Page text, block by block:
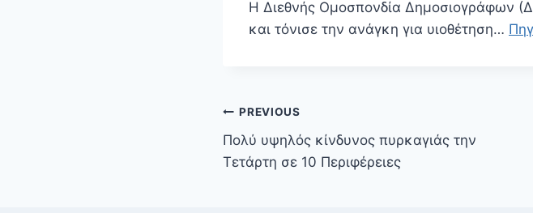
Η Διεθνής Ομοσπονδία Δημοσιογράφων
και τόνισε την ανάγκη για υιοθέτηση…
Πλοήγηση
άρθρων
PREVIOUS
Πολύ υψηλός κίνδυνος πυρκαγιάς την
Τετάρτη σε 10 Περιφέρειες